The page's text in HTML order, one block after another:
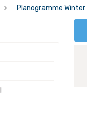
Planogramme Winter